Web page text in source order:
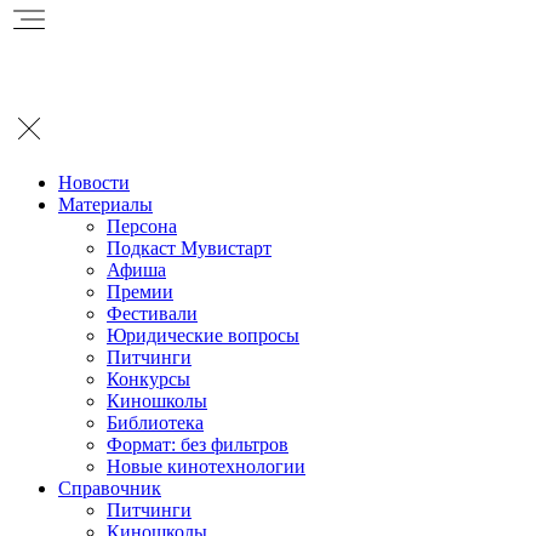
Новости
Материалы
Персона
Подкаст Мувистарт
Афиша
Премии
Фестивали
Юридические вопросы
Питчинги
Конкурсы
Киношколы
Библиотека
Формат: без фильтров
Новые кинотехнологии
Справочник
Питчинги
Киношколы